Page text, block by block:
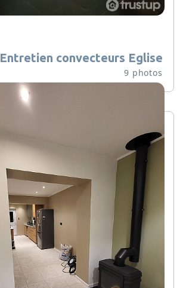
Entretien convecteurs Eglise
9 photos